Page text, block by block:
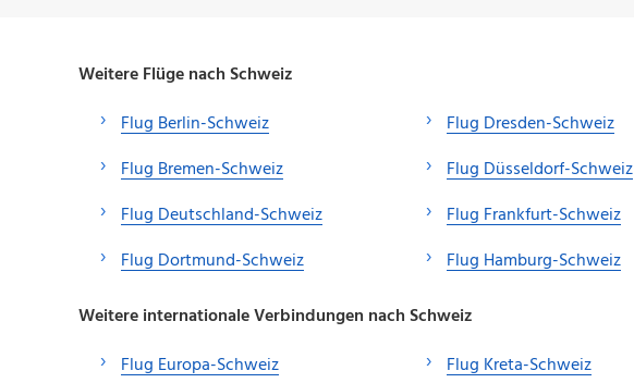
Weitere Flüge nach Schweiz
Flug Berlin-Schweiz
Flug Bremen-Schweiz
Flug Deutschland-Schweiz
Flug Dortmund-Schweiz
Flug Dresden-Schweiz
Flug Düsseldorf-Schweiz
Flug Frankfurt-Schweiz
Flug Hamburg-Schweiz
Weitere internationale Verbindungen nach Schweiz
Flug Europa-Schweiz
Flug Kreta-Schweiz